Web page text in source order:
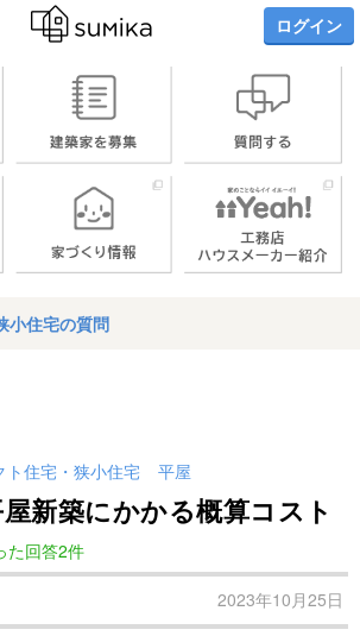
ログイン
小住宅の質問
ト住宅・狭小住宅 平屋
新築にかかる概算コスト
た回答2件
2023年10月25日